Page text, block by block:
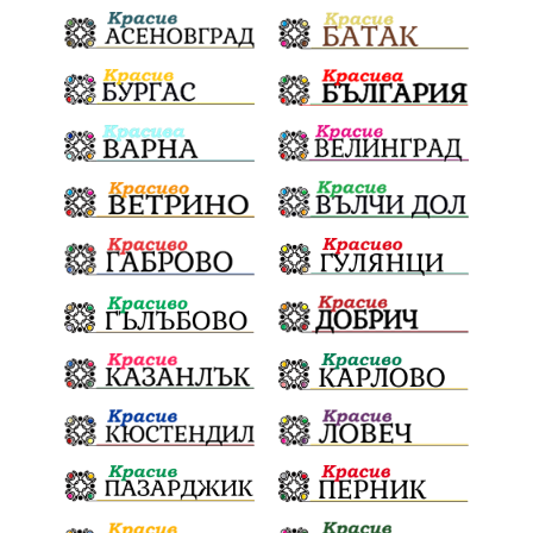
Политическа криза Струмяни Гордост
трафик НАП Сияна Акция Пешеходец
убийство археология замърсяване
Издирване заплахи Хераклея Синтика
обществена поръчка Украйна Измама
Георги Динев престъпление Великден 2025
почит Актуално История
Конституционен съд ВиК Стефан Апостолов
Радослав Ревански пострадали МРРБ
ИвелинМихайлов АнгелинаПопова